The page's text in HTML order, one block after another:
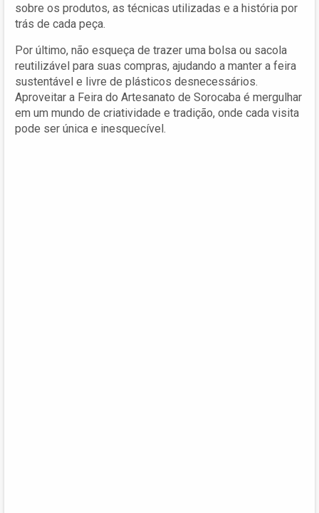
sobre os produtos, as técnicas utilizadas e a história por
trás de cada peça.
Por último, não esqueça de trazer uma bolsa ou sacola
reutilizável para suas compras, ajudando a manter a feira
sustentável e livre de plásticos desnecessários.
Aproveitar a Feira do Artesanato de Sorocaba é mergulhar
em um mundo de criatividade e tradição, onde cada visita
pode ser única e inesquecível.